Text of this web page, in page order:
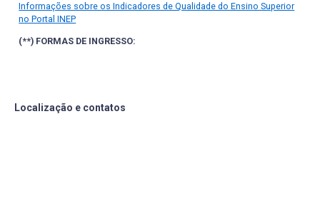
Informações sobre os Indicadores de Qualidade do Ensino Superior
no Portal INEP
(**) FORMAS DE INGRESSO:
Localização e contatos